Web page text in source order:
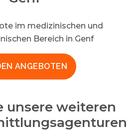
im medizinischen und
Bereich in Genf
ANGEBOTEN
unsere weiteren